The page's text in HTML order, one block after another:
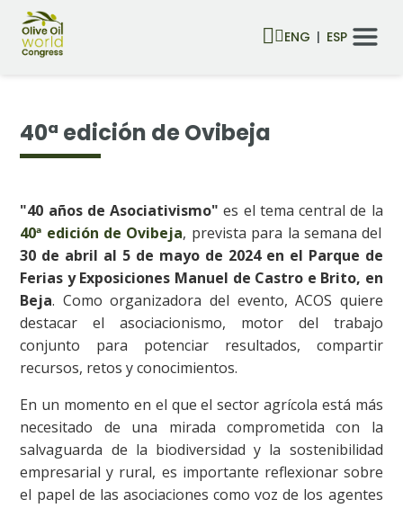
ENG ESP
40ª edición de Ovibeja
"40 años de Asociativismo" es el tema central de la
40ª edición de Ovibeja, prevista para la semana del
30 de abril al 5 de mayo de 2024 en el Parque de
Ferias y Exposiciones Manuel de Castro e Brito, en
Beja. Como organizadora del evento, ACOS quiere
destacar el asociacionismo, motor del trabajo
conjunto para potenciar resultados, compartir
recursos, retos y conocimientos.
En un momento en el que el sector agrícola está más
necesitado de una mirada comprometida con la
salvaguarda de la biodiversidad y la sostenibilidad
empresarial y rural, es importante reflexionar sobre
el papel de las asociaciones como voz de los agentes